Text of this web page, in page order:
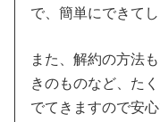
で、簡単にできてし
また、解約の方法
きのものなど、た
でてきますので安